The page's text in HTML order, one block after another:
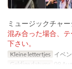
ミュージックチャ
混み合った場合、
下さい。
Kleine lettertjes イベ
Geldige datums
09 Aug